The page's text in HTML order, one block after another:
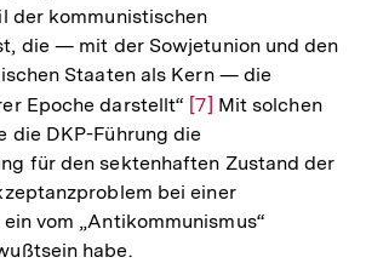
der kommunistischen
die — mit der Sowjetunion und den
Staaten als Kern — die
Epoche darstellt“ Zur
Auflösung
der
Fußnote
[7] Mit solchen
die DKP-Führung die
für den sektenhaften Zustand der
bei einer
vom „Antikommunismus“
habe.